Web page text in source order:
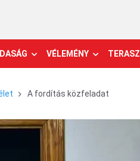
VÉLEMÉNY TERASZ
A fordítás közfeladat